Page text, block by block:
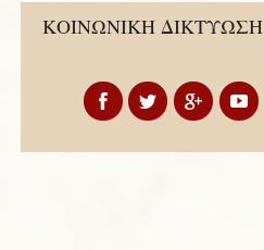
ΚΟΙΝΩΝΙΚΗ ΔΙΚΤΥΩΣΗ